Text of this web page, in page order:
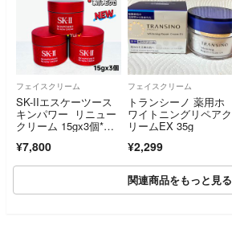
フェイスクリーム
SK-IIエスケーツース
キンパワー リニュー
クリーム 15gx3個*NE
¥7,800
フェイスクリーム
トランシーノ 薬用ホ
ワイトニングリペアク
リームEX 35g
¥2,299
関連商品をもっと見る